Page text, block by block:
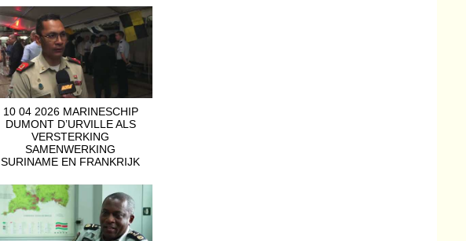
10 04 2026 MARINESCHIP
DUMONT D’URVILLE ALS
VERSTERKING
SAMENWERKING
SURINAME EN FRANKRIJK